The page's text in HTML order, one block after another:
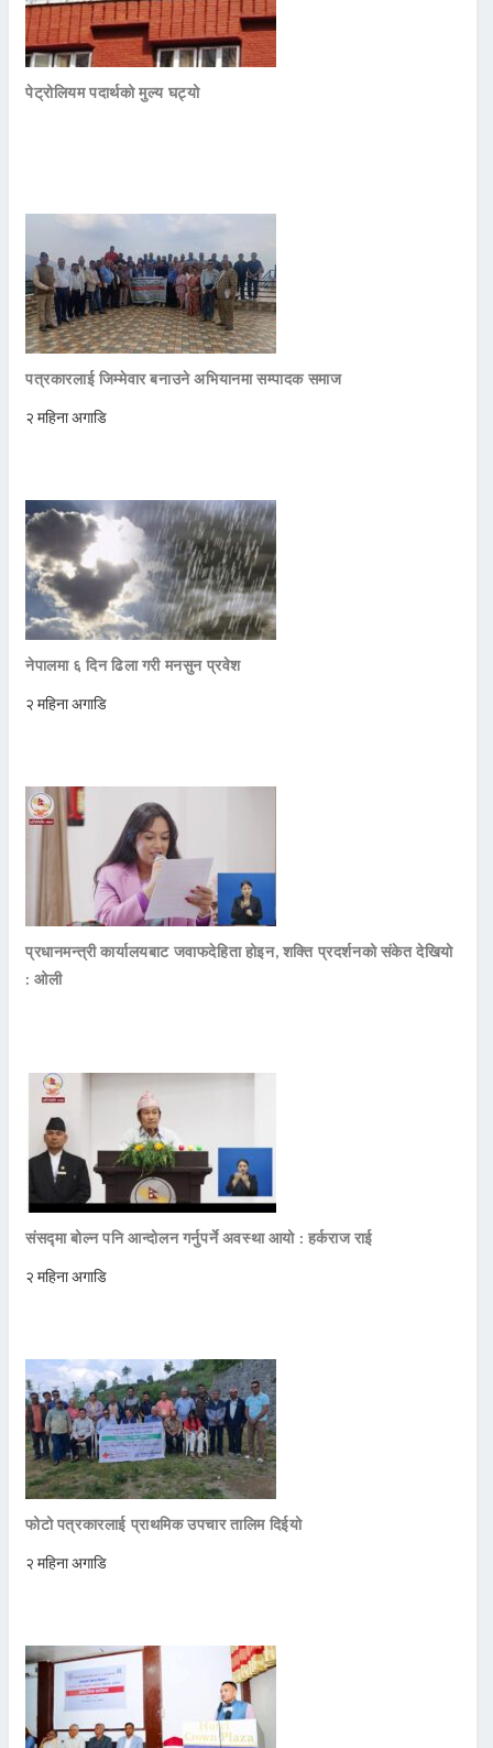
पेट्रोलियम पदार्थको मुल्य घट्यो
पत्रकारलाई जिम्मेवार बनाउने अभियानमा सम्पादक समाज
२ महिना अगाडि
नेपालमा ६ दिन ढिला गरी मनसुन प्रवेश
२ महिना अगाडि
प्रधानमन्त्री कार्यालयबाट जवाफदेहिता होइन, शक्ति प्रदर्शनको संकेत देखियो
: ओली
संसद्मा बोल्न पनि आन्दोलन गर्नुपर्ने अवस्था आयो : हर्कराज राई
२ महिना अगाडि
फोटो पत्रकारलाई प्राथमिक उपचार तालिम दिईयो
२ महिना अगाडि